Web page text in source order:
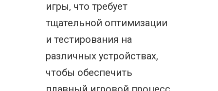
игры, что требует
тщательной оптимизации
и тестирования на
различных устройствах,
чтобы обеспечить